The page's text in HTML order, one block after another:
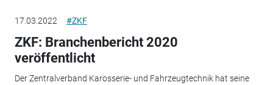
17.03.2022 #ZKF
ZKF: Branchenbericht 2020
veröffentlicht
Der Zentralverband Karosserie- und Fahrzeugtechnik hat seine